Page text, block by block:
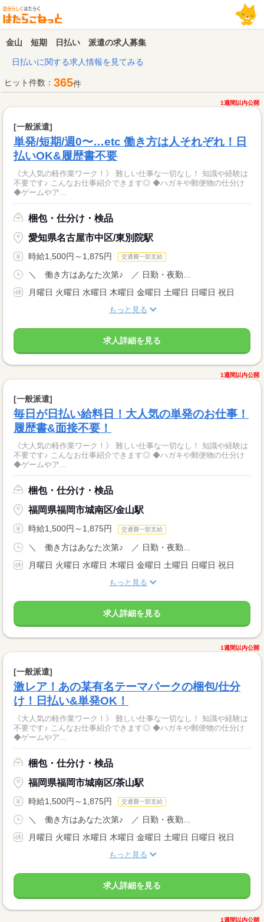
金山 短期 日払い 派遣の求人募集
日払いに関する求人情報を見てみる
ヒット件数： 365件
1週間以内公開
[一般派遣]
単発/短期/週0〜…etc 働き方は人それぞれ！日
払いOK&履歴書不要
《大人気の軽作業ワーク！》 難しい仕事な一切なし！ 知識や経験は
不要です♪ こんなお仕事紹介できます◎ ◆ハガキや郵便物の仕分け
◆ゲームやア...
梱包・仕分け・検品
愛知県名古屋市中区/東別院駅
時給1,500円～1,875円 交通費一部支給
＼ 働き方はあなた次第♪ ／ 日勤・夜勤...
月曜日 火曜日 水曜日 木曜日 金曜日 土曜日 日曜日 祝日
もっと見る
求人詳細を見る
1週間以内公開
[一般派遣]
毎日が日払い給料日！大人気の単発のお仕事！
履歴書&面接不要！
《大人気の軽作業ワーク！》 難しい仕事な一切なし！ 知識や経験は
不要です♪ こんなお仕事紹介できます◎ ◆ハガキや郵便物の仕分け
◆ゲームやア...
梱包・仕分け・検品
福岡県福岡市城南区/金山駅
時給1,500円～1,875円 交通費一部支給
＼ 働き方はあなた次第♪ ／ 日勤・夜勤...
月曜日 火曜日 水曜日 木曜日 金曜日 土曜日 日曜日 祝日
もっと見る
求人詳細を見る
1週間以内公開
[一般派遣]
激レア！あの某有名テーマパークの梱包/仕分
け！日払い&単発OK！
《大人気の軽作業ワーク！》 難しい仕事な一切なし！ 知識や経験は
不要です♪ こんなお仕事紹介できます◎ ◆ハガキや郵便物の仕分け
◆ゲームやア...
梱包・仕分け・検品
福岡県福岡市城南区/茶山駅
時給1,500円～1,875円 交通費一部支給
＼ 働き方はあなた次第♪ ／ 日勤・夜勤...
月曜日 火曜日 水曜日 木曜日 金曜日 土曜日 日曜日 祝日
もっと見る
求人詳細を見る
1週間以内公開